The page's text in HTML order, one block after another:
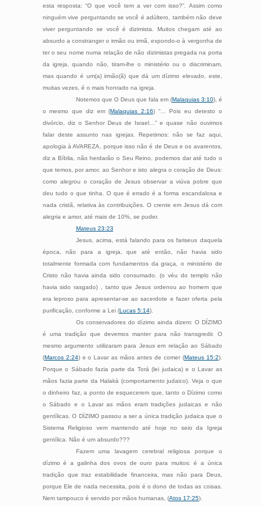
esta resposta: “O que você tem a ver com isso?”. Assim como
ninguém vive perguntando se você é adúltero, também não deve
viver perguntando se você é dizimista. Muitos chegam até ao
absurdo a constranger o irmão ou irmã, expondo-o à vergonha de
ter o seu nome numa relação de não dizimistas pregada na porta
da igreja, quando não, tiram-lhe o ministério ou o discriminam,
mas quando é um(a) irmão(ã) que dá um dízimo elevado, este,
muitas vezes, é o mais honrado na igreja.
Notemos que O Deus que fala em (Malaquias 3:10), é
o mesmo que diz em (Malaquias 2:16) “… Pois eu detesto o
divórcio, diz o Senhor Deus de Israel…” e quase não ouvimos
falar deste assunto nas igrejas. Repetimos: não se faz aqui,
apologia à AVAREZA, porque isso não é de Deus e os avarentos,
diz a Bíblia, não herdarão o Seu Reino, podemos dar até tudo o
que temos, por amor, ao Senhor e isto alegra o coração de Deus:
como alegrou o coração de Jesus observar a viúva pobre que
deu tudo o que tinha. O que é errado é a forma escandalosa e
nada cristã, relativa às contribuições. O crente em Jesus dá com
alegria e amor, até mais de 10%, se puder.
Mateus 23:23
Jesus, acima, está falando para os fariseus daquela
época, não para a igreja, que até então, não havia sido
totalmente formada com fundamentos da graça, o ministério de
Cristo não havia ainda sido consumado. (o véu do templo não
havia sido rasgado) , tanto que Jesus ordenou ao homem que
era leproso para apresentar-se ao sacerdote e fazer oferta pela
purificação, conforme a Lei (Lucas 5:14).
Os conservadores do dízimo ainda dizem: O DÍZIMO
é uma tradição que devemos manter para não transgredir. O
mesmo argumento utilizaram para Jesus em relação ao Sábado
(Marcos 2:24) e o Lavar as mãos antes de comer (Mateus 15:2).
Porque o Sábado fazia parte da Torá (lei judaica) e o Lavar as
mãos fazia parte da Halaká (comportamento judaico). Veja o que
o dinheiro faz, a ponto de esquecerem que, tanto o Dízimo como
o Sábado e o Lavar as mãos eram tradições judaicas e não
gentílicas. O DÏZIMO passou a ser a única tradição judaica que o
Sistema Religioso vem mantendo até hoje no seio da Igreja
gentílica. Não é um absurdo???
Fazem uma lavagem cerebral religiosa porque o
dízimo é a galinha dos ovos de ouro para muitos: é a única
tradição que traz estabilidade financeira, mas não para Deus,
porque Ele de nada necessita, pois é o dono de todas as coisas.
Nem tampouco é servido por mãos humanas, (Atos 17:25).